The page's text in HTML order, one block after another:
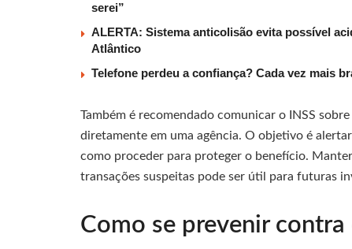
serei”
ALERTA: Sistema anticolisão evita possível
Atlântico
Telefone perdeu a confiança? Cada vez mais
Também é recomendado comunicar o INSS
diretamente em uma agência. O objetivo é
como proceder para proteger o benefício.
transações suspeitas pode ser útil para futuras
Como se prevenir contra